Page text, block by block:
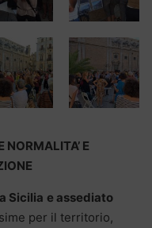
NORMALITA’ E
Sicilia e assediato
per il territorio,